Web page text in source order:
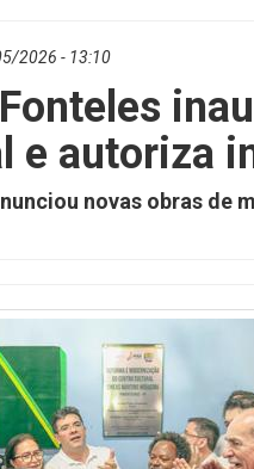
2026 - 13:10
e autoriza
novas obras de